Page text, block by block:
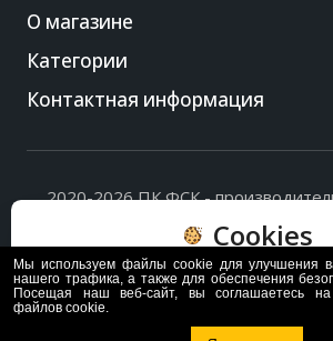
О магазине
Категории
Контактная информация
2020-2026 ПК ФСК -
Политика обработки персональных
на их обработку.
Cookies
Пользуясь сайтом, вы
обработки и хранения
Мы используем файлы cookie для улучшения
нашего трафика, а также для обеспечения
Посещая наш веб-сайт, вы соглашаетесь на
файлов cookie.